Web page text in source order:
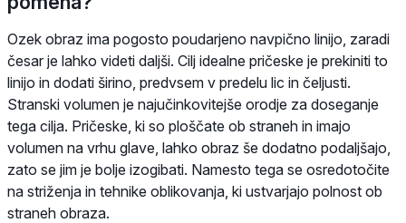
Ozek obraz ima pogosto poudarjeno navpično linijo, zaradi
česar je lahko videti daljši. Cilj idealne pričeske je prekiniti to
linijo in dodati širino, predvsem v predelu lic in čeljusti.
Stranski volumen je najučinkovitejše orodje za doseganje
tega cilja. Pričeske, ki so ploščate ob straneh in imajo
volumen na vrhu glave, lahko obraz še dodatno podaljšajo,
zato se jim je bolje izogibati. Namesto tega se osredotočite
na striženja in tehnike oblikovanja, ki ustvarjajo polnost ob
straneh obraza.